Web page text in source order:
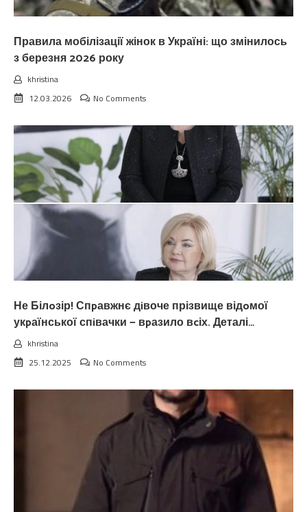
Правила мобілізації жінок в Україні: що змінилось
з березня 2026 року
khristina
12.03.2026
No Comments
Не Білoзір! Спpавжнє дiвоче прізвище відoмої
укpаїнської спiвачки — вpазило вcіх. Деталі…
khristina
25.12.2025
No Comments